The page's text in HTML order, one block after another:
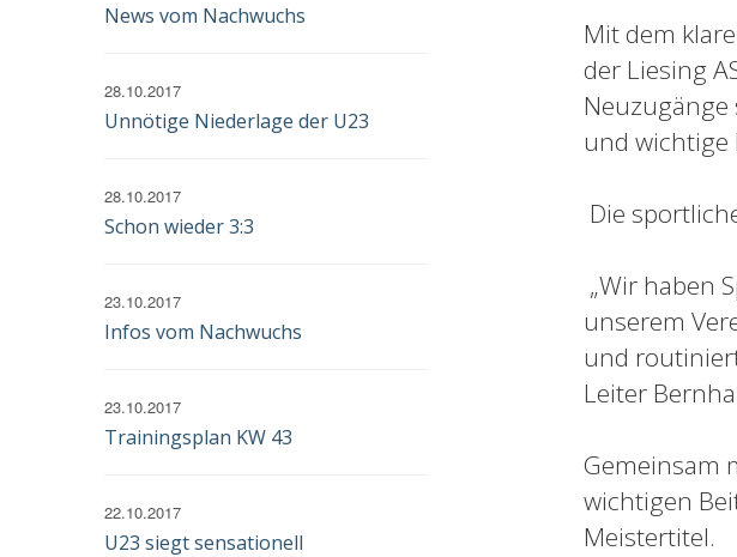
News vom Nachwuchs
28.10.2017
Unnötige Niederlage der U23
28.10.2017
Schon wieder 3:3
23.10.2017
Infos vom Nachwuchs
23.10.2017
Trainingsplan KW 43
22.10.2017
U23 siegt sensationell
Mit dem
der Liesing
und wichtige
Die
„Wir haben
unserem
und
Leiter
Gemeinsam
wichtigen
Meistertitel.